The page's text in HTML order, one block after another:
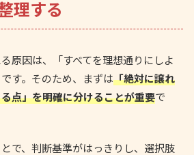
理する
原因は、「すべてを理想通りにしよ
す。そのため、まずは「絶対に譲れ
点」を明確に分けることが重要で
で、判断基準がはっきりし、選択肢